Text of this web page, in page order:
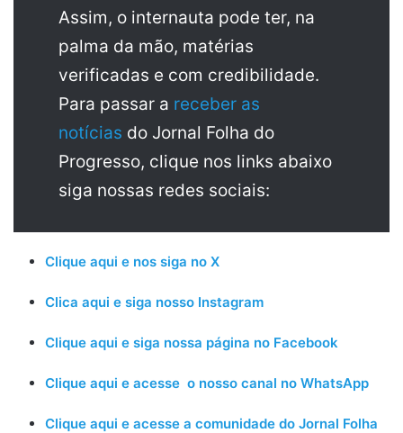
Assim, o internauta pode ter, na
palma da mão, matérias
verificadas e com credibilidade.
Para passar a receber as
notícias do Jornal Folha do
Progresso, clique nos links abaixo
siga nossas redes sociais:
Clique aqui e nos siga no X
Clica aqui e siga nosso Instagram
Clique aqui e siga nossa página no Facebook
Clique aqui e acesse o nosso canal no WhatsApp
Clique aqui e acesse a comunidade do Jornal Folha